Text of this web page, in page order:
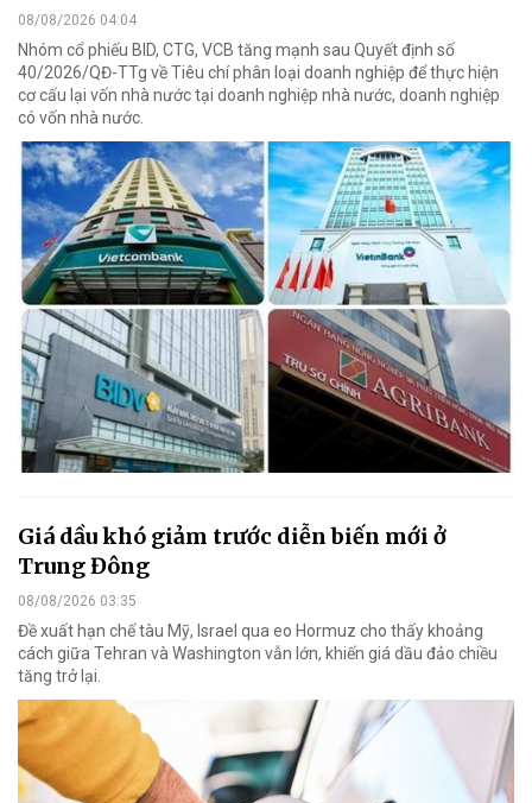
08/08/2026 04:04
Nhóm cổ phiếu BID, CTG, VCB tăng mạnh sau Quyết định số
40/2026/QĐ-TTg về Tiêu chí phân loại doanh nghiệp để thực hiện
cơ cấu lại vốn nhà nước tại doanh nghiệp nhà nước, doanh nghiệp
có vốn nhà nước.
Giá dầu khó giảm trước diễn biến mới ở
Trung Đông
08/08/2026 03:35
Đề xuất hạn chế tàu Mỹ, Israel qua eo Hormuz cho thấy khoảng
cách giữa Tehran và Washington vẫn lớn, khiến giá dầu đảo chiều
tăng trở lại.